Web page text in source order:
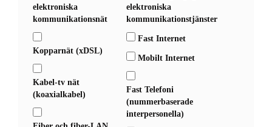
elektroniska
kommunikationsnät
Kopparnät (xDSL)
Kabel-tv nät
(koaxialkabel)
elektroniska
kommunikationstjänster
Fast Internet
Mobilt Internet
Fast Telefoni
(nummerbaserade
interpersonella)